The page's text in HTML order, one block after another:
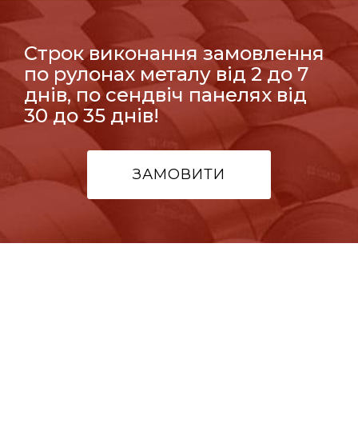
Строк виконання замовлення
по рулонах металу від 2 до 7
днів, по сендвіч панелях від
30 до 35 днів!
ЗАМОВИТИ